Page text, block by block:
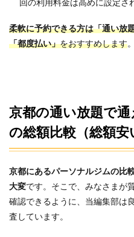
柔軟に予約できる方は「通い放
「都度払い」をおすすめします。
京都の通い放題で
の総額比較（総額安
京都にあるパーソナルジムの比
大変です。そこで、みなさまが
確認できるように、当編集部は
査しています。